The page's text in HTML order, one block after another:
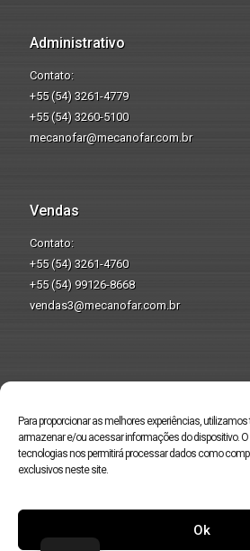
Para proporcionar as melhores experiências,
armazenar e/ou acessar informações do dispositivo.
tecnologias nos permitirá processar dados como
exclusivos neste site.
Ok
Administrativo
Contato:
+55 (54) 3261-4779
+55 (54) 3260-5100
mecanofar@mecanofar.com.br
Vendas
Contato:
+55 (54) 3261-4760
+55 (54) 99126-8668
vendas3@mecanofar.com.br
preservação do
meio ambiente.